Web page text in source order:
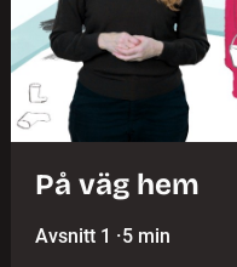
På väg hem
Avsnitt 1 ·5 min